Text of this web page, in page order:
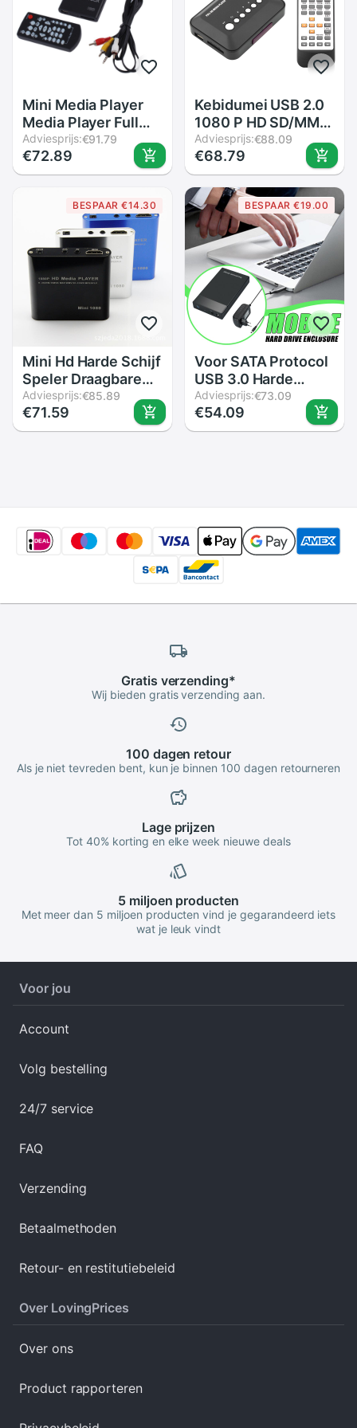
Mini Media Player
Media Player Full
High Definition Tot
1920*1080P
Picture Spelen
Formaten Speler
mini Doos
Adviesprijs:€91.79
€72.89
Kebidumei USB 2.0
1080 P HD SD/MMC
TV Video &#39;S
SD MMC RMVB MP3
met Ir-
afstandsbediening
5 V 2A Multi TV USB
HDMI Mediaspeler
doos
Adviesprijs:€88.09
€68.79
BESPAAR €14.30
Mini Hd Harde Schijf
Speler Draagbare
Auto Speler Hdmi
1080P Video
Advertising Speler
Adviesprijs:€85.89
€71.59
BESPAAR €19.00
Voor SATA Protocol
USB 3.0 Harde
Schijf Dock Externe
Harde Schijf
Docking Snelle
Adviesprijs:€73.09
€54.09
Gratis verzending*
Wij bieden gratis verzending aan.
100 dagen retour
Als je niet tevreden bent, kun je binnen 100 dagen retourneren
Lageprijzen
Tot 40% korting en elke week nieuwe deals
5 miljoen producten
Met meer dan 5 miljoen producten vind je gegarandeerd iets
wat je leuk vindt
Voor jou
Account
Volg bestelling
24/7 service
FAQ
Verzending
Betaalmethoden
Retour- en restitutiebeleid
Over LovingPrices
Over ons
Product rapporteren